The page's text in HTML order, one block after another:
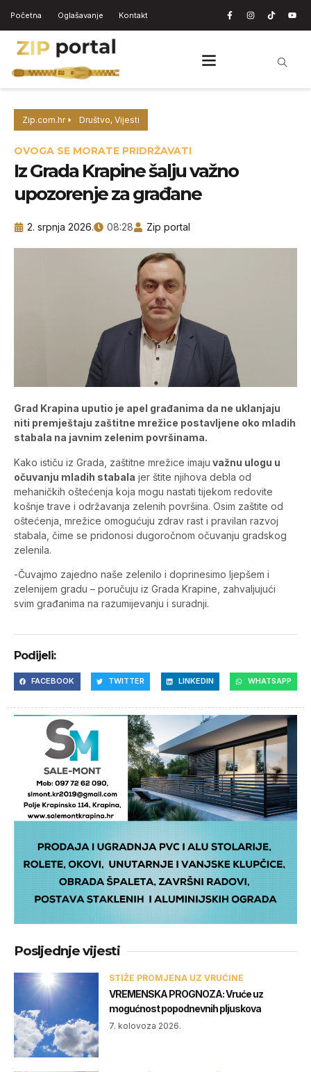
Početna Oglašavanje Kontakt
Zip.com.hr Društvo, Vijesti
OVOGA SE MORATE PRIDRŽAVATI
Iz Grada Krapine šalju važno
upozorenje za građane
2. srpnja 2026. 08:28 Zip portal
Grad Krapina uputio je apel građanima da ne uklanjaju
niti premještaju zaštitne mrežice postavljene oko mladih
stabala na javnim zelenim površinama.
Kako ističu iz Grada, zaštitne mrežice imaju važnu ulogu u
očuvanju mladih stabala jer štite njihova debla od
mehaničkih oštećenja koja mogu nastati tijekom redovite
košnje trave i održavanja zelenih površina. Osim zaštite od
oštećenja, mrežice omogućuju zdrav rast i pravilan razvoj
stabala, čime se pridonosi dugoročnom očuvanju gradskog
zelenila.
-Čuvajmo zajedno naše zelenilo i doprinesimo ljepšem i
zelenijem gradu – poručuju iz Grada Krapine, zahvaljujući
svim građanima na razumijevanju i suradnji.
Podijeli:
FACEBOOK TWITTER LINKEDIN WHATSAPP
Posljednje vijesti
STIŽE PROMJENA UZ VRUĆINE
VREMENSKA PROGNOZA: Vruće uz
mogućnost popodnevnih pljuskova
7. kolovoza 2026.